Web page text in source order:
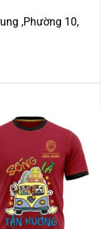
,Phường 10,